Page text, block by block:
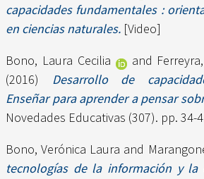
capacidades fundamentales :
en ciencias naturales. [Video]
Bono, Laura Cecilia
and
(2016) Desarrollo de
Enseñar para aprender a pensar
Novedades Educativas (307). pp. 34-
Bono, Verónica Laura and
tecnologías de la información y la